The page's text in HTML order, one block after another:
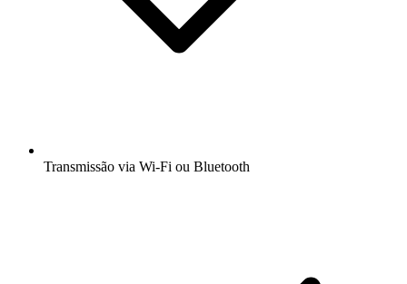
Transmissão via Wi-Fi ou Bluetooth